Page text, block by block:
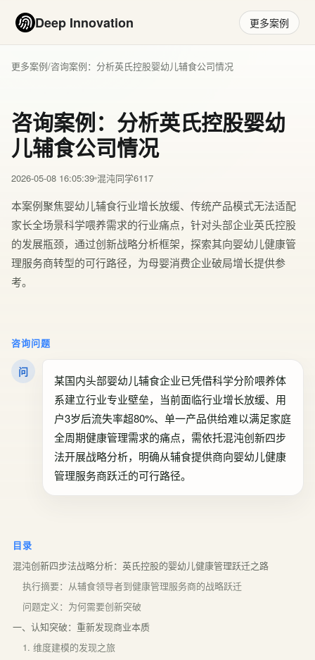
Deep Innovation 更多案例
更多案例/咨询案例：分析英氏控股婴幼儿辅食公司情况
咨询案例：分析英氏控股婴幼
儿辅食公司情况
2026-05-08 16:05:39 混沌同学6117
本案例聚焦婴幼儿辅食行业增长放缓、传统产品模式无法适配
家长全场景科学喂养需求的行业痛点，针对头部企业英氏控股
的发展瓶颈，通过创新战略分析框架，探索其向婴幼儿健康管
理服务商转型的可行路径，为母婴消费企业破局增长提供参
考。
咨询问题
问
某国内头部婴幼儿辅食企业已凭借科学分阶喂养体
系建立行业专业壁垒，当前面临行业增长放缓、用
户3岁后流失率超80%、单一产品供给难以满足家庭
全周期健康管理需求的痛点，需依托混沌创新四步
法开展战略分析，明确从辅食提供商向婴幼儿健康
管理服务商跃迁的可行路径。
目录
混沌创新四步法战略分析：英氏控股的婴幼儿健康管理跃迁之路
执行摘要：从辅食领导者到健康管理服务商的战略跃迁
问题定义：为何需要创新突破
一、认知突破：重新发现商业本质
1. 维度建模的发现之旅